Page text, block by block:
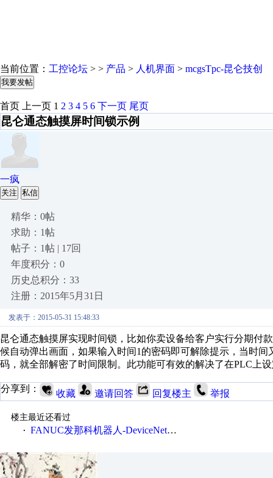
当前位置： 工控论坛 > > 产品 > 人机界面 > mcgsTpc-昆仑技创
我要发帖
首页 上一页 1 2 3 4 5 6 下一页 尾页
昆仑通态触摸屏时间锁示例
一疯
关注 私信
精华：0帖
求助：1帖
帖子：1帖 | 17回
年度积分：0
历史总积分：33
注册：2015年5月31日
发表于：2015-05-31 15:48:33
昆仑通态触摸屏实现时间锁，比如你卖设备给客户实行分期付
候自动弹出画面，如果输入时间1的密码即可解除提示，当时
码，就全部解密了时间限制。此功能可有效的解决了在PLC上
分享到： 收藏 邀请回答 回复楼主 举报
楼主最近还看过
· FANUC发那科机器人-DeviceNet通信使用手册(中文)